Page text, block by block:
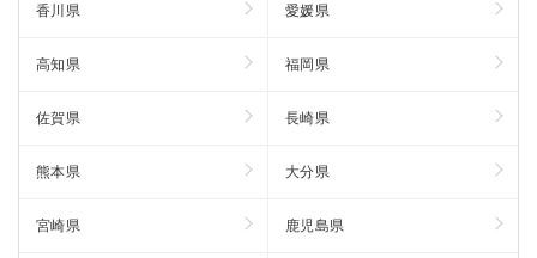
香川県 愛媛県
高知県 福岡県
佐賀県 長崎県
熊本県 大分県
宮崎県 鹿児島県